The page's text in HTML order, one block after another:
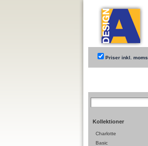
Priser inkl. moms
Kollektioner
Charlotte
Basic